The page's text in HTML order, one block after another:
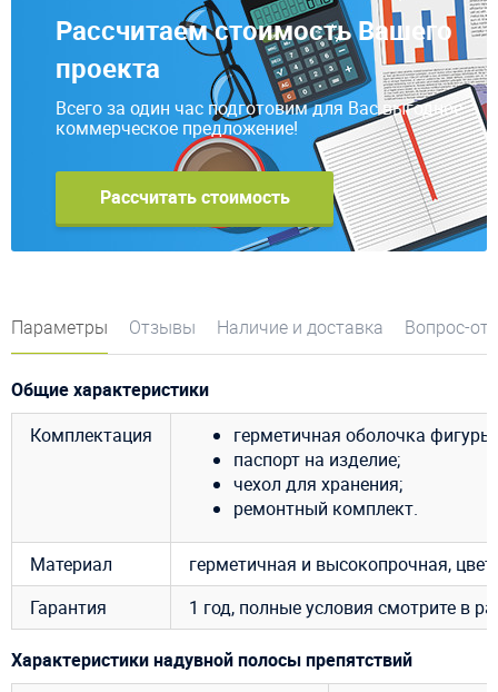
Рассчитаем стоимость Вашего
проекта
Всего за один час подготовим для Вас выгодное
коммерческое предложение!
Рассчитать стоимость
Параметры Отзывы Наличие и доставка Вопрос-
Общие характеристики
Комплектация
герметичная оболочка фигуры;
паспорт на изделие;
чехол для хранения;
ремонтный комплект.
Материал
герметичная и высокопрочная,
Гарантия
1 год, полные условия смотрите в
Характеристики надувной полосы препятствий